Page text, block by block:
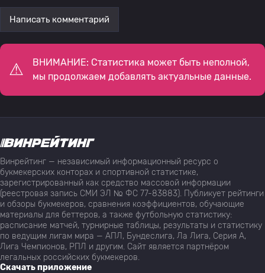
Написать комментарий
ВНИМАНИЕ: Статистика может быть неполной,
мы продолжаем добавлять актуальные данные.
Винрейтинг — независимый информационный ресурс о
букмекерских конторах и спортивной статистике,
зарегистрированный как средство массовой информации
(реестровая запись СМИ ЭЛ № ФС 77-83883). Публикует рейтинги
и обзоры букмекеров, сравнения коэффициентов, обучающие
материалы для беттеров, а также футбольную статистику:
расписание матчей, турнирные таблицы, результаты и статистику
по ведущим лигам мира — АПЛ, Бундеслига, Ла Лига, Серия А,
Лига Чемпионов, РПЛ и другим. Сайт является партнёром
легальных российских букмекеров.
Скачать приложение